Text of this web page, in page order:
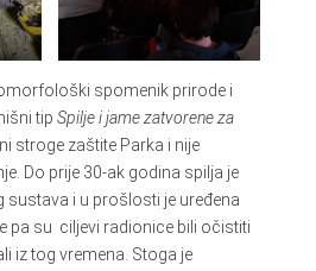
spomenik prirode i
tip Spilje i jame zatvorene za
stroge zaštite Parka i nije
Do prije 30-ak godina spilja je
sustava i u prošlosti je uređena
pa su ciljevi radionice bili očistiti
iz tog vremena. Stoga je